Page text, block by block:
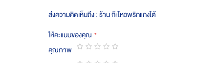
ส่งความคิดเห็นถึง : ร้าน ก๊ะไหวพริกแกงใต้
ให้คะแนนของคุณ
คุณภาพ
12345